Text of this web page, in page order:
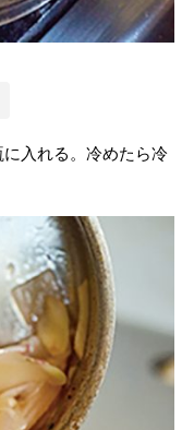
に入れる。冷めたら冷